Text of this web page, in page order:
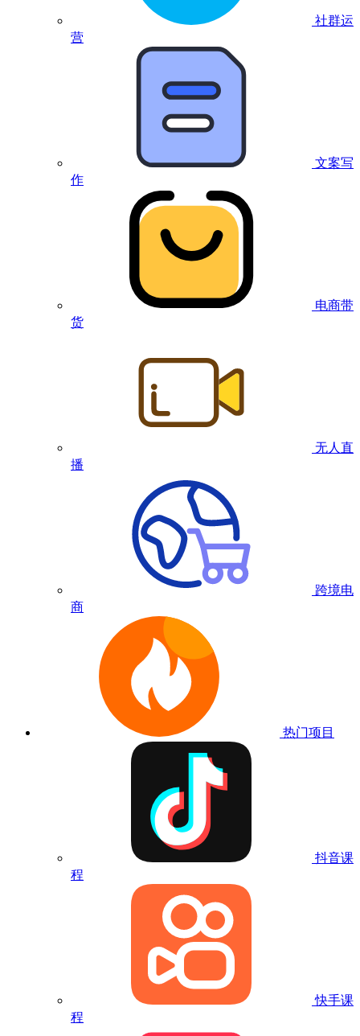
社群运
营
文案写
作
电商带
货
无人直
播
跨境电
商
热门项目
抖音课
程
快手课
程